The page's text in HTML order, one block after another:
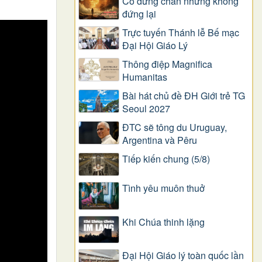
đứng lại
Trực tuyến Thánh lễ Bế mạc
Đại Hội Giáo Lý
Thông điệp Magnifica
Humanitas
Bài hát chủ đề ĐH Giới trẻ TG
Seoul 2027
ĐTC sẽ tông du Uruguay,
Argentina và Pêru
Tiếp kiến chung (5/8)
Tình yêu muôn thuở
Khi Chúa thinh lặng
Đại Hội Giáo lý toàn quốc lần